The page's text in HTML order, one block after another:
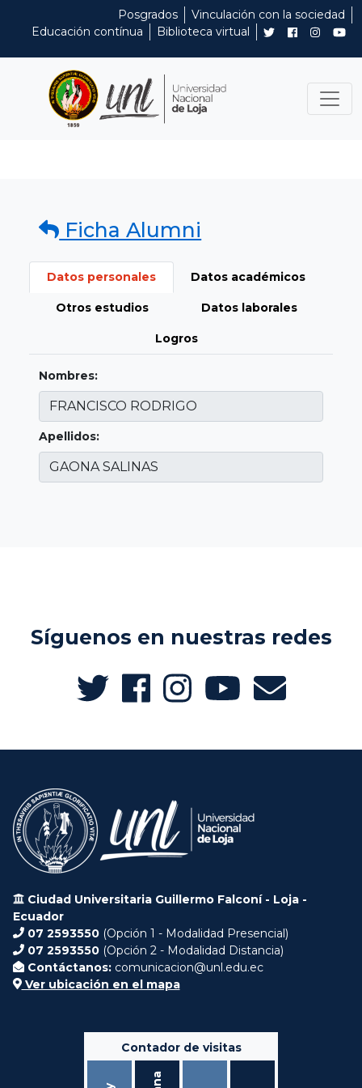
Posgrados
Vinculación con la sociedad
Educación contínua
Biblioteca virtual
Ficha Alumni
Datos personales Datos académicos
Otros estudios Datos laborales
Logros
Nombres:
Apellidos:
Síguenos en nuestras redes
Ciudad Universitaria Guillermo Falconí - Loja -
Ecuador
07 2593550 (Opción 1 - Modalidad Presencial)
07 2593550 (Opción 2 - Modalidad Distancia)
Contáctanos: comunicacion@unl.edu.ec
Ver ubicación en el mapa
Contador de visitas